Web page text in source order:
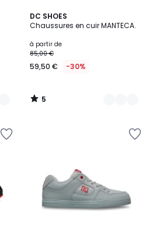
DC SHOES
Chaussures en cuir MANTECA.
à partir de
85,00 €
59,50 € -30%
5
/
25
Couleurs
5
/